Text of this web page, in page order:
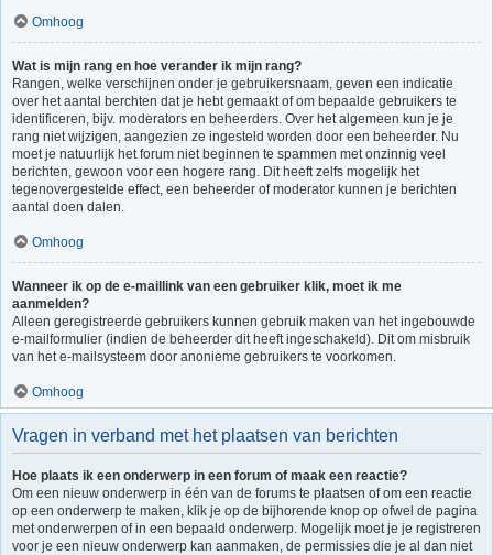
Omhoog
Wat is mijn rang en hoe verander ik mijn rang?
Rangen, welke verschijnen onder je gebruikersnaam, geven een indicatie
over het aantal berchten dat je hebt gemaakt of om bepaalde gebruikers te
identificeren, bijv. moderators en beheerders. Over het algemeen kun je je
rang niet wijzigen, aangezien ze ingesteld worden door een beheerder. Nu
moet je natuurlijk het forum niet beginnen te spammen met onzinnig veel
berichten, gewoon voor een hogere rang. Dit heeft zelfs mogelijk het
tegenovergestelde effect, een beheerder of moderator kunnen je berichten
aantal doen dalen.
Omhoog
Wanneer ik op de e-maillink van een gebruiker klik, moet ik me
aanmelden?
Alleen geregistreerde gebruikers kunnen gebruik maken van het ingebouwde
e-mailformulier (indien de beheerder dit heeft ingeschakeld). Dit om misbruik
van het e-mailsysteem door anonieme gebruikers te voorkomen.
Omhoog
Vragen in verband met het plaatsen van berichten
Hoe plaats ik een onderwerp in een forum of maak een reactie?
Om een nieuw onderwerp in één van de forums te plaatsen of om een reactie
op een onderwerp te maken, klik je op de bijhorende knop op ofwel de pagina
met onderwerpen of in een bepaald onderwerp. Mogelijk moet je je registreren
voor je een nieuw onderwerp kan aanmaken, de permissies die je al dan niet